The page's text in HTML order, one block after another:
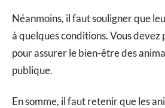
Néanmoins, il faut souligner que
à quelques conditions. Vous
pour assurer le bien-être des
publique.
En somme, il faut retenir que les